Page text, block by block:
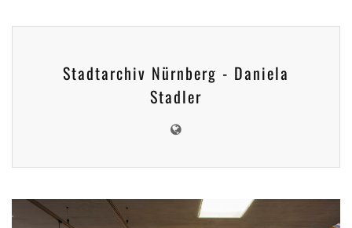
Stadtarchiv Nürnberg - Daniela
Stadler